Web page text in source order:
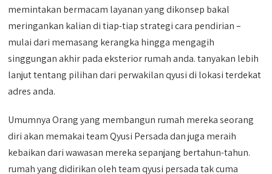
memintakan bermacam layanan yang dikonsep bakal
meringankan kalian di tiap-tiap strategi cara pendirian –
mulai dari memasang kerangka hingga mengagih
singgungan akhir pada eksterior rumah anda. tanyakan lebih
lanjut tentang pilihan dari perwakilan qyusi di lokasi terdekat
adres anda.
Umumnya Orang yang membangun rumah mereka seorang
diri akan memakai team Qyusi Persada dan juga meraih
kebaikan dari wawasan mereka sepanjang bertahun-tahun.
rumah yang didirikan oleh team qyusi persada tak cuma